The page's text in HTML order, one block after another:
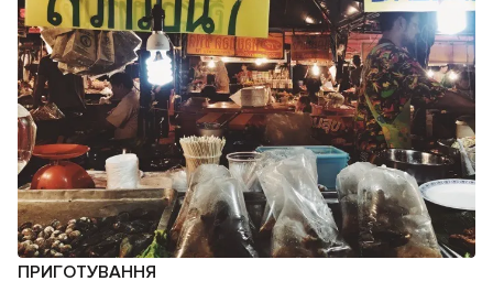
ПРИГОТУВАННЯ